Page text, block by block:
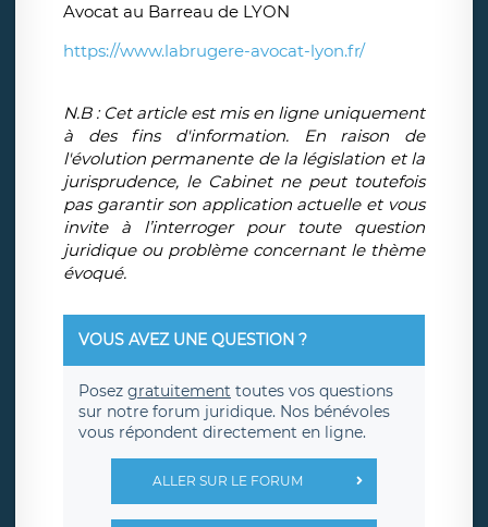
Avocat au Barreau de LYON
https://www.labrugere-avocat-lyon.fr/
N.B : Cet article est mis en ligne uniquement
à des fins d'information. En raison de
l'évolution permanente de la législation et la
jurisprudence, le Cabinet ne peut toutefois
pas garantir son application actuelle et vous
invite à l’interroger pour toute question
juridique ou problème concernant le thème
évoqué.
VOUS AVEZ UNE QUESTION ?
Posez gratuitement toutes vos questions
sur notre forum juridique. Nos bénévoles
vous répondent directement en ligne.
ALLER SUR LE FORUM